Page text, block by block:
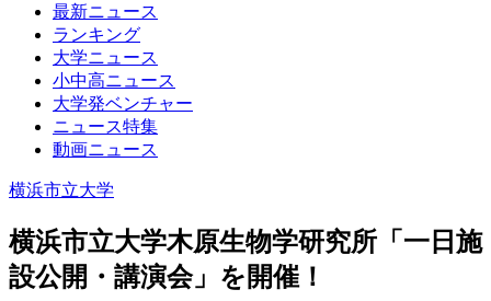
最新ニュース
ランキング
大学ニュース
小中高ニュース
大学発ベンチャー
ニュース特集
動画ニュース
横浜市立大学
横浜市立大学木原生物学研究所「一日施
設公開・講演会」を開催！